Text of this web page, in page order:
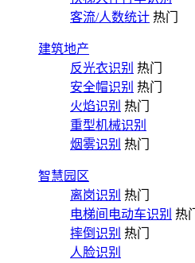
客流/人数统计 热门
建筑地产
反光衣识别 热门
安全帽识别 热门
火焰识别 热门
重型机械识别
烟雾识别 热门
智慧园区
离岗识别 热门
电梯间电动车识别 热门
摔倒识别 热门
人脸识别